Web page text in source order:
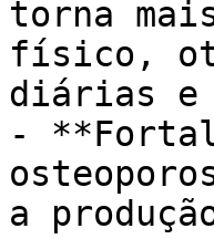
torna
físico,
diárias e
-
a